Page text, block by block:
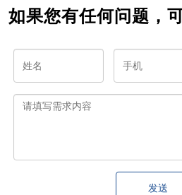
如果您有任何问题，
发送